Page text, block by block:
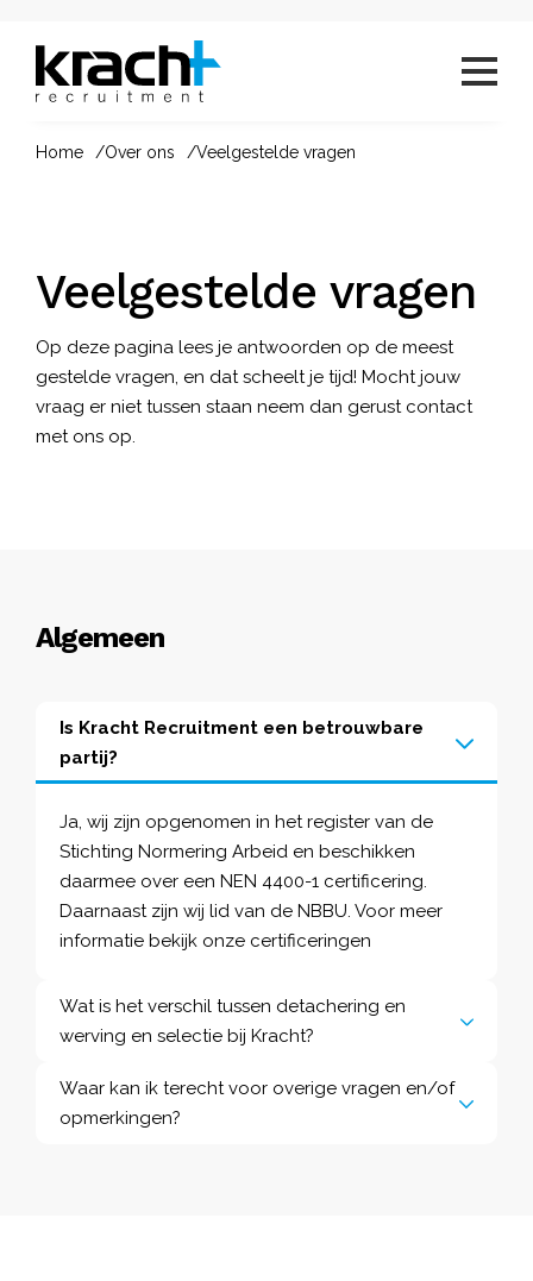
Home Over ons Veelgestelde vragen
Veelgestelde vragen
Op deze pagina lees je antwoorden op de meest
gestelde vragen, en dat scheelt je tijd! Mocht jouw
vraag er niet tussen staan neem dan gerust contact
met ons op.
Algemeen
Is Kracht Recruitment een betrouwbare
partij?
Ja, wij zijn opgenomen in het register van de
Stichting Normering Arbeid en beschikken
daarmee over een NEN 4400-1 certificering.
Daarnaast zijn wij lid van de NBBU. Voor meer
informatie bekijk onze certificeringen
Wat is het verschil tussen detachering en
werving en selectie bij Kracht?
Waar kan ik terecht voor overige vragen en/of
opmerkingen?